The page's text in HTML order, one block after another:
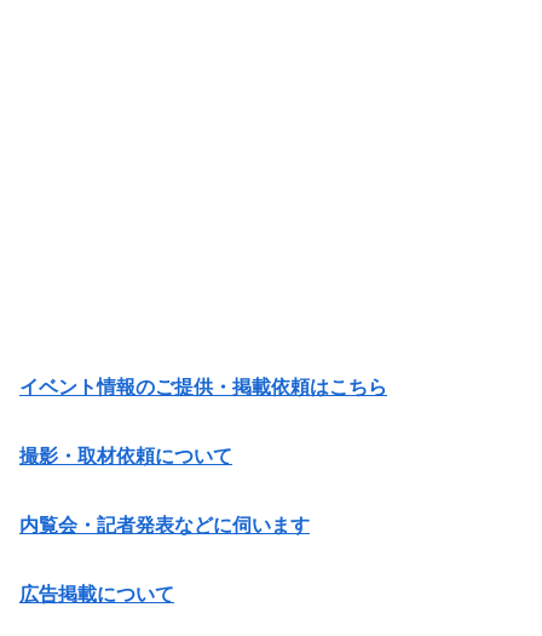
イベント情報のご提供・掲載依頼はこちら
撮影・取材依頼について
内覧会・記者発表などに伺います
広告掲載について